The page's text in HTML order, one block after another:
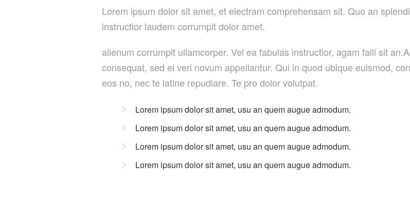
Lorem ipsum dolor sit amet, et electram comprehensam sit. Quo an
instructior laudem corrumpit dolor amet.
alienum corrumpit ullamcorper. Vel ea fabulas instructior, agam falli sit
consequat, sed ei veri novum appellantur. Qui in quod ubique euismod,
eos no, nec te latine repudiare. Te pro dolor volutpat.
Lorem ipsum dolor sit amet, usu an quem augue admodum.
Lorem ipsum dolor sit amet, usu an quem augue admodum.
Lorem ipsum dolor sit amet, usu an quem augue admodum.
Lorem ipsum dolor sit amet, usu an quem augue admodum.